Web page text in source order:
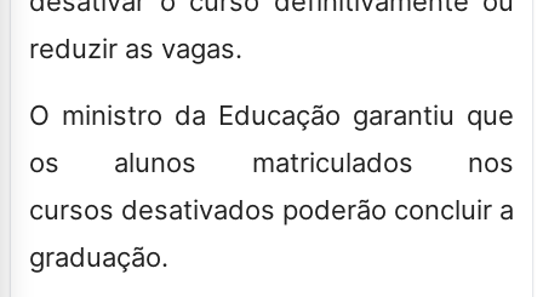
reduzir as vagas.
O ministro da Educação garantiu que
os alunos matriculados nos
cursos desativados poderão concluir a
graduação.